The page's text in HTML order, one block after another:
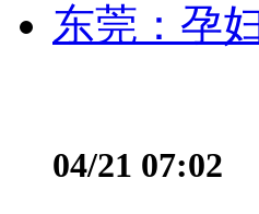
东莞：孕
04/21 07:02